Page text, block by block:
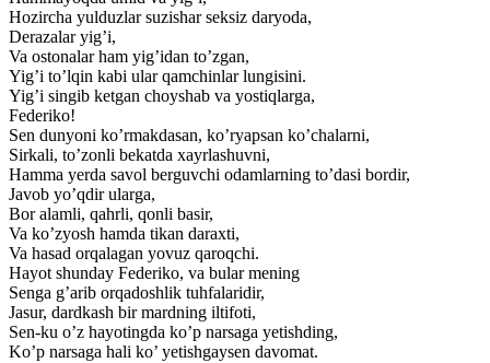
Hozircha yulduzlar suzishar seksiz daryoda,
Derazalar yig’i,
Va ostonalar ham yig’idan to’zgan,
Yig’i to’lqin kabi ular qamchinlar lungisini.
Yig’i singib ketgan choyshab va yostiqlarga,
Federiko!
Sen dunyoni ko’rmakdasan, ko’ryapsan ko’chalarni,
Sirkali, to’zonli bekatda xayrlashuvni,
Hamma yerda savol berguvchi odamlarning to’dasi bordir,
Javob yo’qdir ularga,
Bor alamli, qahrli, qonli basir,
Va ko’zyosh hamda tikan daraxti,
Va hasad orqalagan yovuz qaroqchi.
Hayot shunday Federiko, va bular mening
Senga g’arib orqadoshlik tuhfalaridir,
Jasur, dardkash bir mardning iltifoti,
Sen-ku o’z hayotingda ko’p narsaga yetishding,
Ko’p narsaga hali ko’ yetishgaysen davomat.